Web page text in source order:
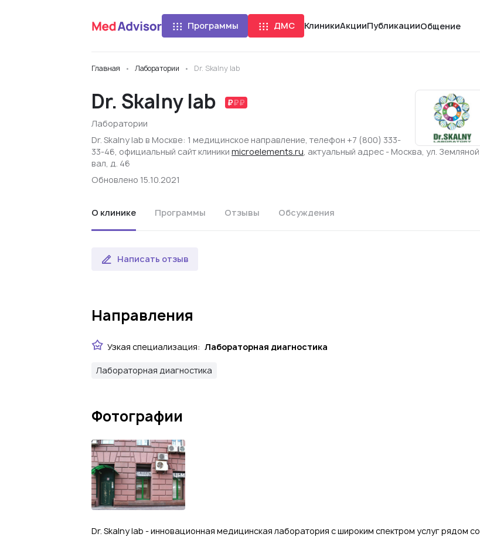
Программы ДМС КлиникиАкцииПубликацииОбщение
Главная Лаборатории Dr. Skalny lab
Dr. Skalny lab
Лаборатории
Dr. Skalny lab в Москве: 1 медицинское направление, телефон +7 (800) 333-
33-46, официальный сайт клиники microelements.ru, актуальный адрес - Москва, ул. Земляной
вал, д. 46
Обновлено 15.10.2021
О клинике Программы Отзывы Обсуждения
Написать отзыв
Направления
Узкая специализация: Лабораторная диагностика
Лабораторная диагностика
Фотографии
Dr. Skalny lab - инновационная медицинская лаборатория с широким спектром услуг рядом со